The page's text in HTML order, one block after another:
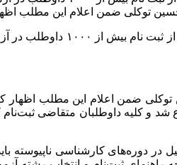
توکلی ضمن اعلام این مطلب
توکلی ضمن اعلام این مطلب
در دوره‌های کارشناسی